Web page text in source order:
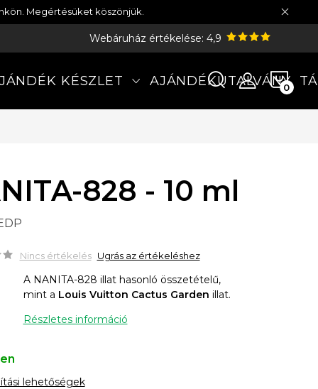
Megértésüket köszönjük.
Webáruház értékelése: 4,9
KÉSZLET AJÁNDÉKUTALVÁNY
828 - 10 ml
Nincs értékelés Ugrás az értékeléshez
A NANITA-828 illat hasonló összetételű,
mint a Louis Vuitton Cactus Garden illat.
Részletes információ
lehetőségek